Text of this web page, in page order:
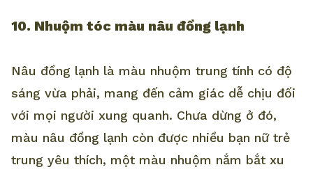
10. Nhuộm tóc màu nâu đồng lạnh
Nâu đồng lạnh là màu nhuộm trung tính có độ
sáng vừa phải, mang đến cảm giác dễ chịu đối
với mọi người xung quanh. Chưa dừng ở đó,
màu nâu đồng lạnh còn được nhiều bạn nữ trẻ
trung yêu thích, một màu nhuộm nắm bắt xu